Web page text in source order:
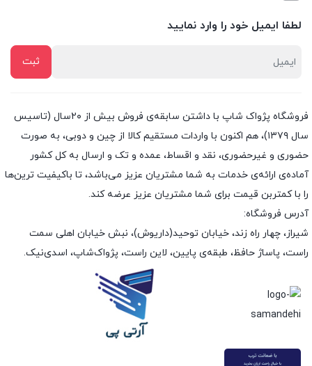
لطفا ایمیل خود را وارد نمایید
فروشگاه پژواک شاپ با داشتن سابقه‌ی فروش بیش از ۲۰سال (تاسیس
سال ۱۳۷۹)، هم اکنون با واردات مستقیم کالا از چین و دوبی، به صورت
حضوری و غیرحضوری، نقد و اقساط، عمده و تک و ارسال به کل کشور
آماده‌ی ارائه‌ی خدمات به شما مشتریان عزیز می‌باشد، تا باکیفیت ترین‌ها
را با کمتربن قیمت برای شما مشتریان عزیز عرضه کند.
آدرس فروشگاه:
شیراز، چهار راه زند، خیابان توحید(داریوش)، نبش خیابان اهلی سمت
راست، پاساژ حافظ، طبقه‌ی پایین، لاین راست، پژواک‌شاپ، اسدی‌نیک.